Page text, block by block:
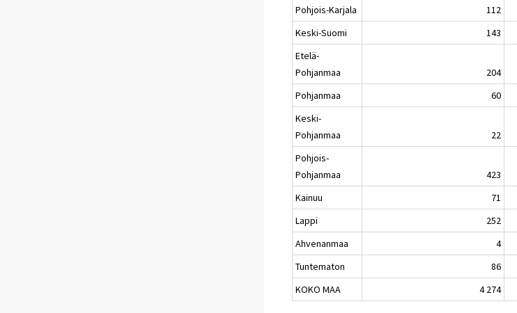
Pohjois-Karjala
112
Keski-Suomi
143
Etelä-
Pohjanmaa
204
Pohjanmaa
60
Keski-
Pohjanmaa
22
Pohjois-
Pohjanmaa
423
Kainuu
71
Lappi
252
Ahvenanmaa
4
Tuntematon
86
KOKO MAA
4 274